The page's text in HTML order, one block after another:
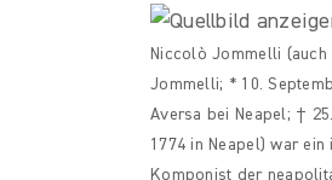
Niccolò Jommelli (auch
Jommelli; * 10.
Aversa bei Neapel; †
1774 in Neapel) war
Komponist der